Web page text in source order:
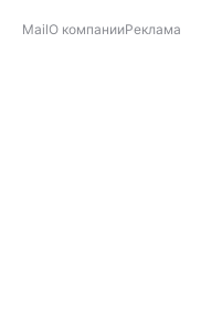
MailО компанииРеклама